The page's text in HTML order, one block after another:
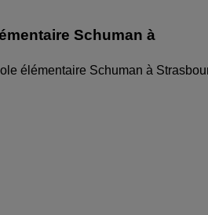
Schuman à
élémentaire Schuman à